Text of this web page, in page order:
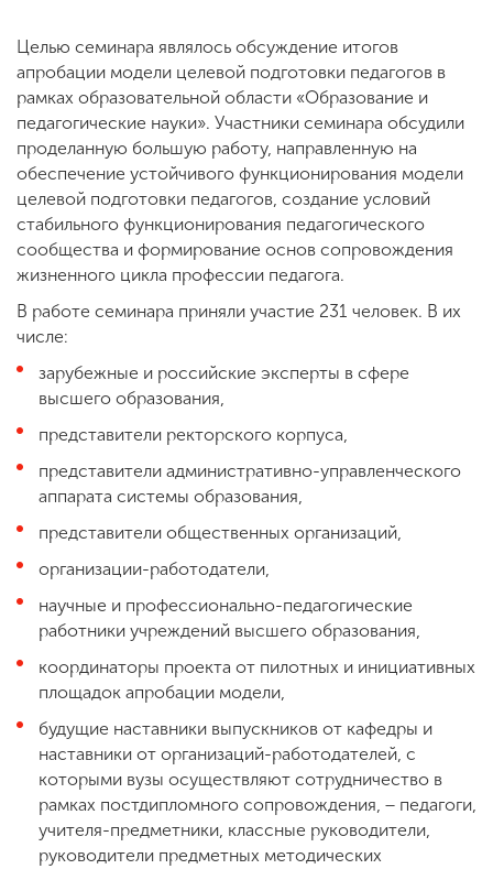
Целью семинара являлось обсуждение итогов
апробации модели целевой подготовки педагогов в
рамках образовательной области «Образование и
педагогические науки». Участники семинара обсудили
проделанную большую работу, направленную на
обеспечение устойчивого функционирования модели
целевой подготовки педагогов, создание условий
стабильного функционирования педагогического
сообщества и формирование основ сопровождения
жизненного цикла профессии педагога.
В работе семинара приняли участие 231 человек. В их
числе:
зарубежные и российские эксперты в сфере
высшего образования,
представители ректорского корпуса,
представители административно-управленческого
аппарата системы образования,
представители общественных организаций,
организации-работодатели,
научные и профессионально-педагогические
работники учреждений высшего образования,
координаторы проекта от пилотных и инициативных
площадок апробации модели,
будущие наставники выпускников от кафедры и
наставники от организаций-работодателей, с
которыми вузы осуществляют сотрудничество в
рамках постдипломного сопровождения, − педагоги,
учителя-предметники, классные руководители,
руководители предметных методических